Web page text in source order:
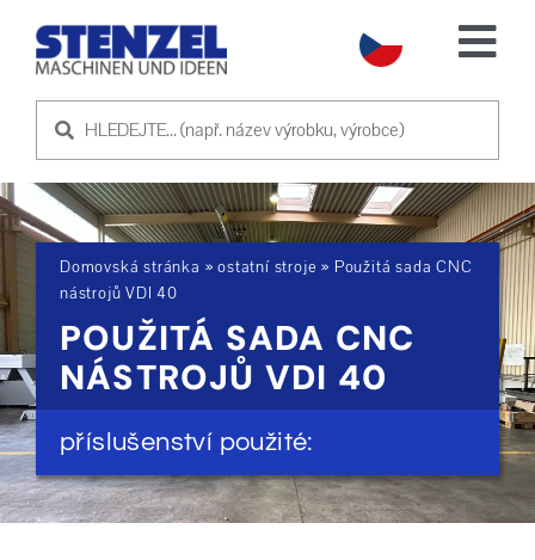
POUŽITÉ STROJE
PRODEJ STROJE
SLUŽBA
O NÁS
KONTAKTUJTE NÁS
Domovská stránka »ostatní stroje » Použitá sada CNC
nástrojů VDI 40
POUŽITÁ SADA CNC
NÁSTROJŮ VDI 40
příslušenství použité: